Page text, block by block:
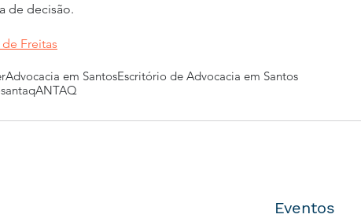
de decisão.
Freitas
Advocacia em SantosEscritório de Advocacia em Santos
antaqANTAQ
Eventos